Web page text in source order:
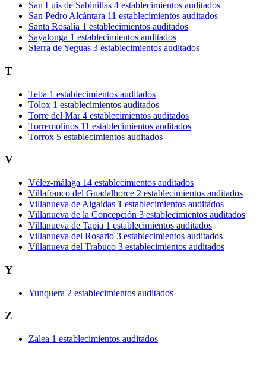
San Luis de Sabinillas 4 establecimientos auditados
San Pedro Alcántara 11 establecimientos auditados
Santa Rosalía 1 establecimientos auditados
Sayalonga 1 establecimientos auditados
Sierra de Yeguas 3 establecimientos auditados
T
Teba 1 establecimientos auditados
Tolox 1 establecimientos auditados
Torre del Mar 4 establecimientos auditados
Torremolinos 11 establecimientos auditados
Torrox 5 establecimientos auditados
V
Vélez-málaga 14 establecimientos auditados
Villafranco del Guadalhorce 2 establecimientos auditados
Villanueva de Algaidas 1 establecimientos auditados
Villanueva de la Concepción 3 establecimientos auditados
Villanueva de Tapia 1 establecimientos auditados
Villanueva del Rosario 3 establecimientos auditados
Villanueva del Trabuco 3 establecimientos auditados
Y
Yunquera 2 establecimientos auditados
Z
Zalea 1 establecimientos auditados